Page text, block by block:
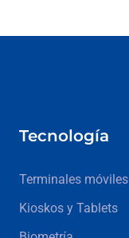
Tecnología
Terminales móviles
Kioskos y Tablets